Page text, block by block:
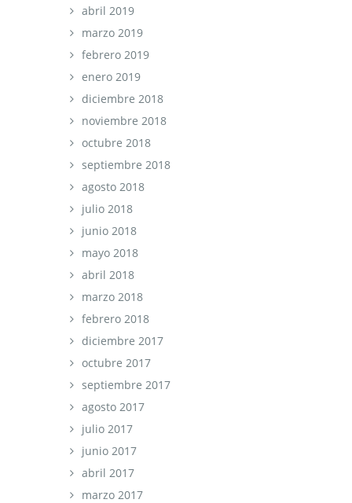
abril 2019
marzo 2019
febrero 2019
enero 2019
diciembre 2018
noviembre 2018
octubre 2018
septiembre 2018
agosto 2018
julio 2018
junio 2018
mayo 2018
abril 2018
marzo 2018
febrero 2018
diciembre 2017
octubre 2017
septiembre 2017
agosto 2017
julio 2017
junio 2017
abril 2017
marzo 2017